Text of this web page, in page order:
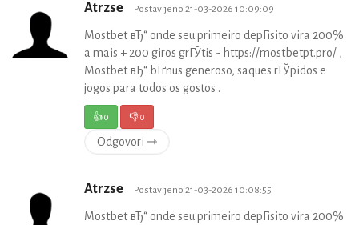
Atrzse Postavljeno 21-03-2026 10:09:09
Mostbet вЂ“ onde seu primeiro depГіsito vira 200%
a mais + 200 giros grГЎtis - https://mostbetpt.pro/ ,
Mostbet вЂ“ bГґnus generoso, saques rГЎpidos e
jogos para todos os gostos .
👍0 👎0
Odgovori ⇾
Atrzse Postavljeno 21-03-2026 10:08:55
Mostbet вЂ“ onde seu primeiro depГіsito vira 200%